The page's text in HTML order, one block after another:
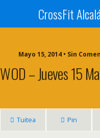
CrossFit Alcalá
Mayo 15, 2014 • Sin
WOD – Jueves 15
Tuitea Pin